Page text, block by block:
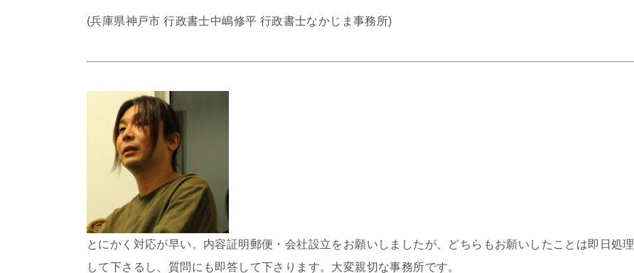
(兵庫県神戸市 行政書士中嶋修平 行政書士なかじま事務所)
とにかく対応が早い。内容証明郵便・会社設立をお願いしましたが、どちらもお願いしたことは即日処理
して下さるし、質問にも即答して下さります。大変親切な事務所です。